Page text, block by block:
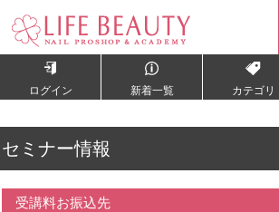
ログイン 新着一覧 カテゴリ
セミナー情報
受講料お振込先